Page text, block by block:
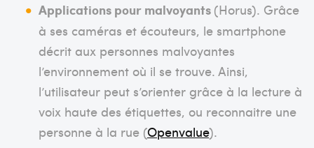
Applications pour malvoyants (Horus). Grâce
à ses caméras et écouteurs, le smartphone
décrit aux personnes malvoyantes
l’environnement où il se trouve. Ainsi,
l’utilisateur peut s’orienter grâce à la lecture à
voix haute des étiquettes, ou reconnaitre une
personne à la rue (Openvalue).